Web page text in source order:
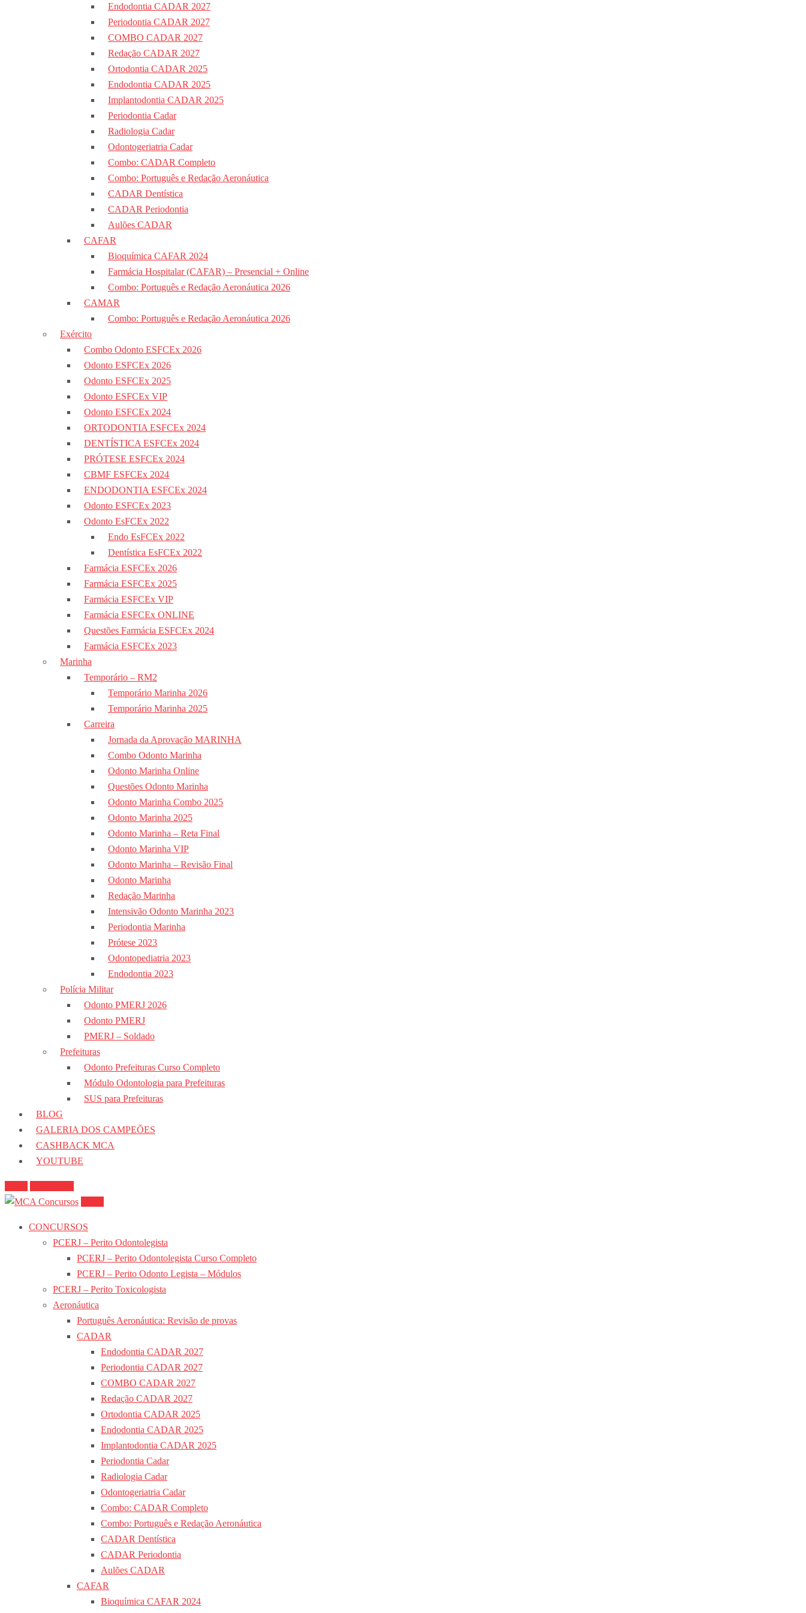
Endodontia CADAR 2027
Periodontia CADAR 2027
COMBO CADAR 2027
Redação CADAR 2027
Ortodontia CADAR 2025
Endodontia CADAR 2025
Implantodontia CADAR 2025
Periodontia Cadar
Radiologia Cadar
Odontogeriatria Cadar
Combo: CADAR Completo
Combo: Português e Redação Aeronáutica
CADAR Dentística
CADAR Periodontia
Aulões CADAR
CAFAR
Bioquímica CAFAR 2024
Farmácia Hospitalar (CAFAR) – Presencial + Online
Combo: Português e Redação Aeronáutica 2026
CAMAR
Combo: Português e Redação Aeronáutica 2026
Exército
Combo Odonto ESFCEx 2026
Odonto ESFCEx 2026
Odonto ESFCEx 2025
Odonto ESFCEx VIP
Odonto ESFCEx 2024
ORTODONTIA ESFCEx 2024
DENTÍSTICA ESFCEx 2024
PRÓTESE ESFCEx 2024
CBMF ESFCEx 2024
ENDODONTIA ESFCEx 2024
Odonto ESFCEx 2023
Odonto EsFCEx 2022
Endo EsFCEx 2022
Dentística EsFCEx 2022
Farmácia ESFCEx 2026
Farmácia ESFCEx 2025
Farmácia ESFCEx VIP
Farmácia ESFCEx ONLINE
Questões Farmácia ESFCEx 2024
Farmácia ESFCEx 2023
Marinha
Temporário – RM2
Temporário Marinha 2026
Temporário Marinha 2025
Carreira
Jornada da Aprovação MARINHA
Combo Odonto Marinha
Odonto Marinha Online
Questões Odonto Marinha
Odonto Marinha Combo 2025
Odonto Marinha 2025
Odonto Marinha – Reta Final
Odonto Marinha VIP
Odonto Marinha – Revisão Final
Odonto Marinha
Redação Marinha
Intensivão Odonto Marinha 2023
Periodontia Marinha
Prótese 2023
Odontopediatria 2023
Endodontia 2023
Polícia Militar
Odonto PMERJ 2026
Odonto PMERJ
PMERJ – Soldado
Prefeituras
Odonto Prefeituras Curso Completo
Módulo Odontologia para Prefeituras
SUS para Prefeituras
BLOG
GALERIA DOS CAMPEÕES
CASHBACK MCA
YOUTUBE
CONCURSOS
PCERJ – Perito Odontolegista
PCERJ – Perito Odontolegista Curso Completo
PCERJ – Perito Odonto Legista – Módulos
PCERJ – Perito Toxicologista
Aeronáutica
Português Aeronáutica: Revisão de provas
CADAR
Endodontia CADAR 2027
Periodontia CADAR 2027
COMBO CADAR 2027
Redação CADAR 2027
Ortodontia CADAR 2025
Endodontia CADAR 2025
Implantodontia CADAR 2025
Periodontia Cadar
Radiologia Cadar
Odontogeriatria Cadar
Combo: CADAR Completo
Combo: Português e Redação Aeronáutica
CADAR Dentística
CADAR Periodontia
Aulões CADAR
CAFAR
Bioquímica CAFAR 2024